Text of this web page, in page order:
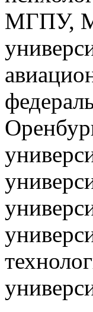
МГПУ,